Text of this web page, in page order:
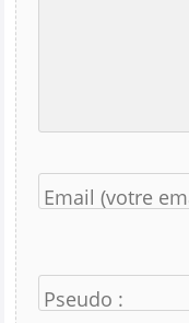
Email (votre
Pseudo :